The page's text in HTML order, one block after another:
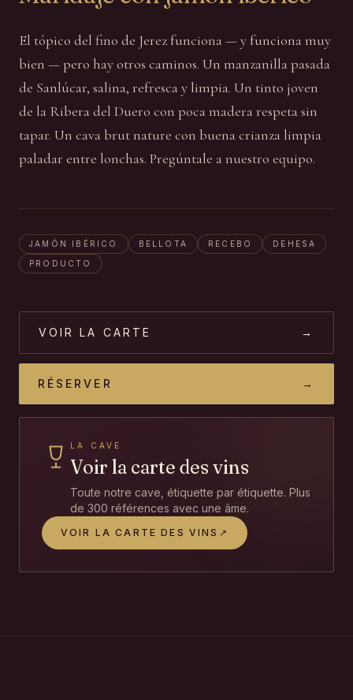
El tópico del fino de Jerez funciona — y funciona muy
bien — pero hay otros caminos. Un manzanilla pasada
de Sanlúcar, salina, refresca y limpia. Un tinto joven
de la Ribera del Duero con poca madera respeta sin
tapar. Un cava brut nature con buena crianza limpia
paladar entre lonchas. Pregúntale a nuestro equipo.
JAMÓN IBÉRICO BELLOTA RECEBO DEHESA
PRODUCTO
VOIR LA CARTE →
RÉSERVER →
LA CAVE
Voir la carte des vins
Toute notre cave, étiquette par étiquette. Plus
de 300 références avec une âme.
VOIR LA CARTE DES VINS ↗